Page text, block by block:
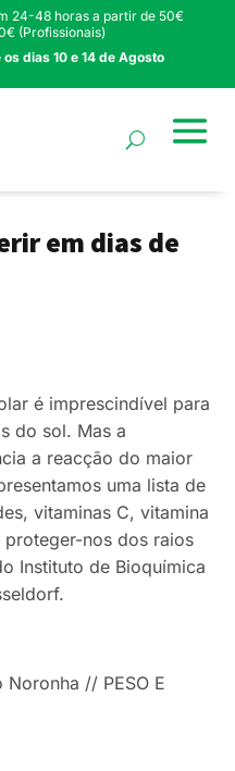
24-48 horas a partir de 50€
(Profissionais)
dias 10 e 14 de Agosto
em dias de
é imprescindível para
do sol. Mas a
a reacção do maior
uma lista de
vitaminas C, vitamina
nos dos raios
Instituto de Bioquímica
Noronha // PESO E